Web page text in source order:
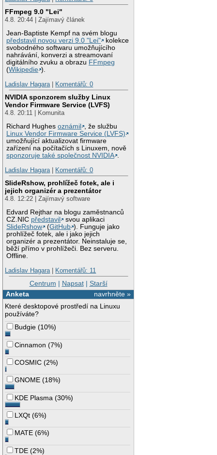
FFmpeg 9.0 "Lei"
4.8. 20:44 | Zajímavý článek
Jean-Baptiste Kempf na svém blogu
představil novou verzi 9.0 "Lei"
kolekce
svobodného softwaru umožňujícího
nahrávání, konverzi a streamovaní
digitálního zvuku a obrazu FFmpeg
(Wikipedie ).
Ladislav Hagara| Komentářů: 0
NVIDIA sponzorem služby Linux
Vendor Firmware Service (LVFS)
4.8. 20:11 | Komunita
Richard Hughesoznámil
, že službu
Linux Vendor Firmware Service (LVFS)
umožňující aktualizovat firmware
zařízení na počítačích s Linuxem, nově
sponzoruje také společnost NVIDIA .
Ladislav Hagara| Komentářů: 0
SlideRshow, prohlížeč fotek, ale i
jejich organizér a prezentátor
4.8. 12:22 | Zajímavý software
Edvard Rejthar na blogu zaměstnanců
CZ.NIC představil
svou aplikaci
SlideRshow
(GitHub ). Funguje jako
prohlížeč fotek, ale i jako jejich
organizér a prezentátor. Neinstaluje se,
běží přímo v prohlížeči. Bez serveru.
Offline.
Ladislav Hagara| Komentářů: 11
Centrum | Napsat| Starší
navrhněte »
Anketa
Které desktopové prostředí na Linuxu
používáte?
Budgie (10%)
Cinnamon (7%)
COSMIC (2%)
GNOME (18%)
KDE Plasma (30%)
LXQt (6%)
MATE (6%)
TDE (2%)